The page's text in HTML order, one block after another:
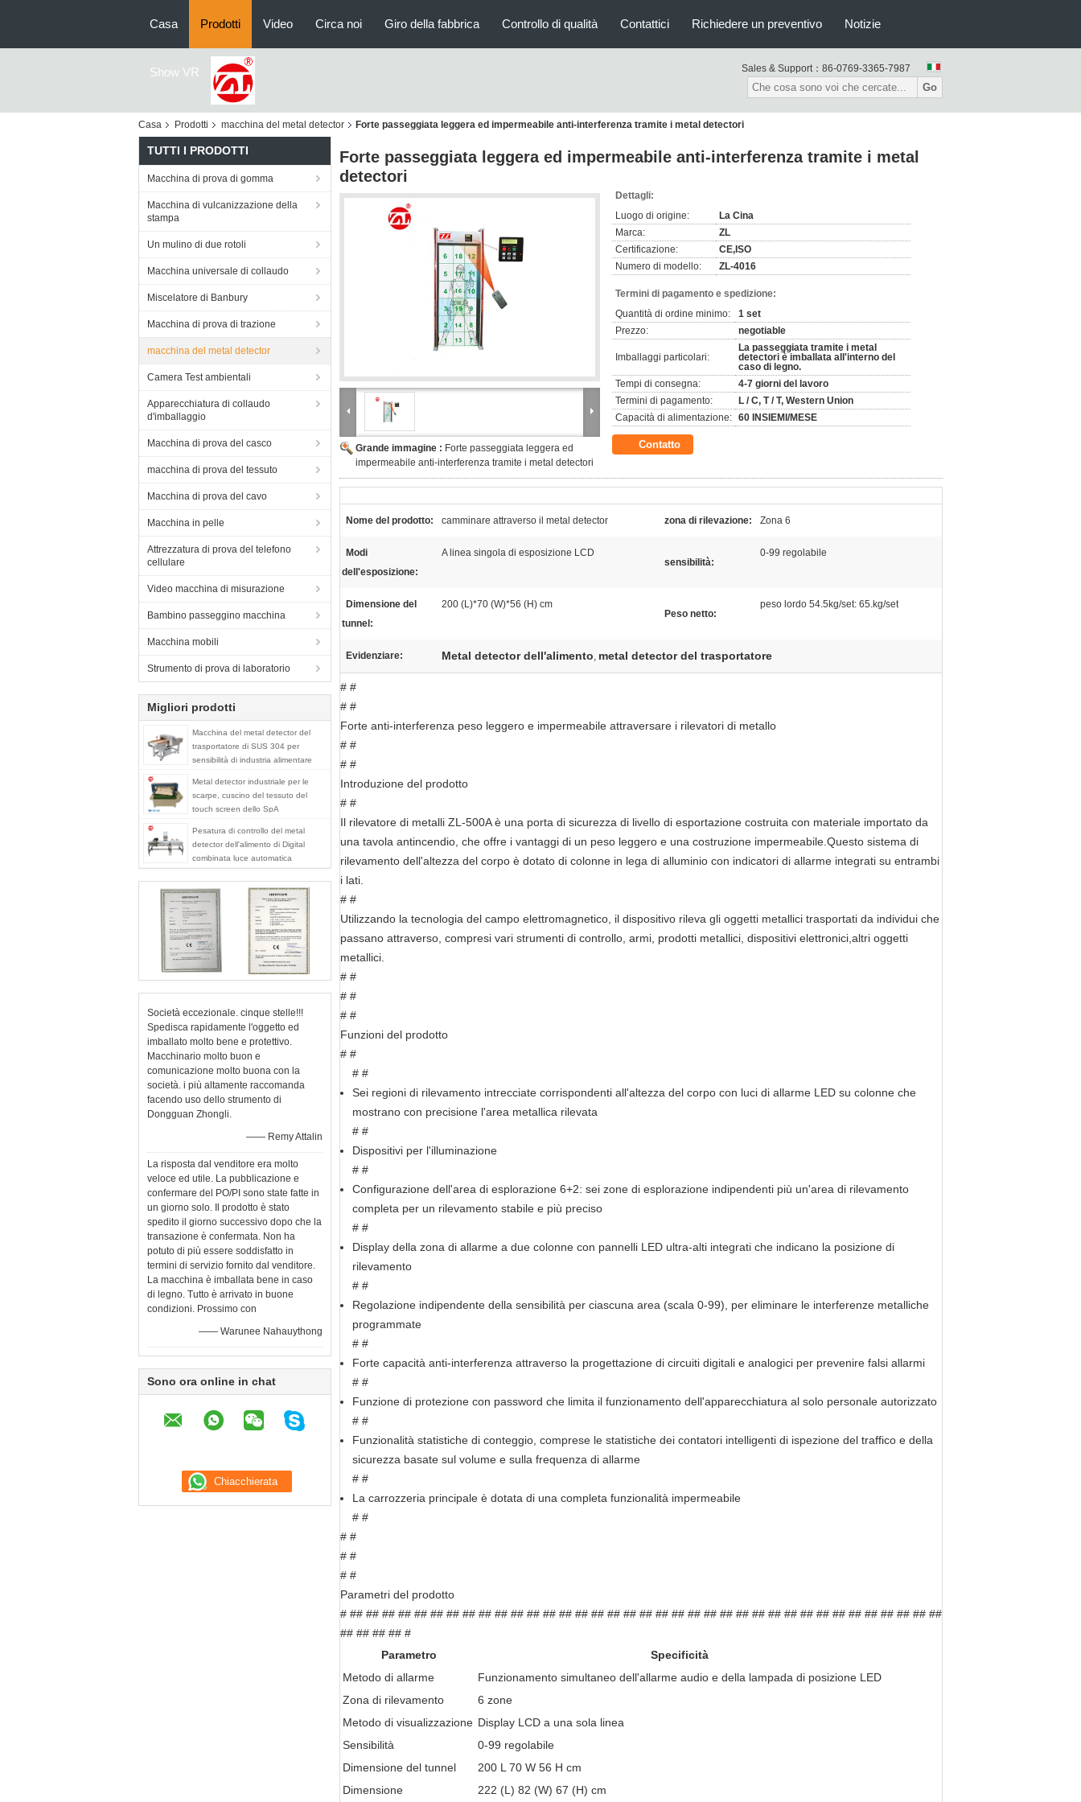
Casa Prodotti Video Circa noi Giro della fabbrica Controllo di qualità Contattici Richiedere un preventivo Notizie
Show VR Sales & Support： 86-0769-3365-7987
Go
Casa Prodotti macchina del metal detector Forte passeggiata leggera ed impermeabile anti-interferenza tramite i metal detectori
TUTTI I PRODOTTI
Macchina di prova di gomma
Macchina di vulcanizzazione della
stampa
Un mulino di due rotoli
Macchina universale di collaudo
Miscelatore di Banbury
Macchina di prova di trazione
macchina del metal detector
Camera Test ambientali
Apparecchiatura di collaudo
d'imballaggio
Macchina di prova del casco
macchina di prova del tessuto
Macchina di prova del cavo
Macchina in pelle
Attrezzatura di prova del telefono
cellulare
Video macchina di misurazione
Bambino passeggino macchina
Macchina mobili
Strumento di prova di laboratorio
Migliori prodotti
Macchina del metal detector del
trasportatore di SUS 304 per
sensibilità di industria alimentare
Metal detector industriale per le
scarpe, cuscino del tessuto del
touch screen dello SpA
Pesatura di controllo del metal
detector dell'alimento di Digital
combinata luce automatica
dell'allarme
Società eccezionale. cinque stelle!!!
Spedisca rapidamente l'oggetto ed
imballato molto bene e protettivo.
Macchinario molto buon e
comunicazione molto buona con la
società. i più altamente raccomanda
facendo uso dello strumento di
Dongguan Zhongli.
—— Remy Attalin
La risposta dal venditore era molto
veloce ed utile. La pubblicazione e
confermare del PO/PI sono state fatte in
un giorno solo. Il prodotto è stato
spedito il giorno successivo dopo che la
transazione è confermata. Non ha
potuto di più essere soddisfatto in
termini di servizio fornito dal venditore.
La macchina è imballata bene in caso
di legno. Tutto è arrivato in buone
condizioni. Prossimo con
—— Warunee Nahauythong
Sono ora online in chat
Forte passeggiata leggera ed impermeabile anti-interferenza tramite i metal
detectori
Grande immagine : Forte passeggiata leggera ed
impermeabile anti-interferenza tramite i metal detectori
Dettagli:
Luogo di origine:
La Cina
Marca:
ZL
Certificazione:
CE,ISO
Numero di modello:
ZL-4016
Termini di pagamento e spedizione:
Quantità di ordine minimo:
1 set
Prezzo:
negotiable
Imballaggi particolari:
La passeggiata tramite i metal
detectori è imballata all'interno del
caso di legno.
Tempi di consegna:
4-7 giorni del lavoro
Termini di pagamento:
L / C, T / T, Western Union
Capacità di alimentazione: 60 INSIEMI/MESE
Contatto
Nome del prodotto: camminare attraverso il metal detector zona di rilevazione: Zona 6
Modi
dell'esposizione:
A linea singola di esposizione LCD
sensibilità:
0-99 regolabile
Dimensione del
tunnel:
200 (L)*70 (W)*56 (H) cm
Peso netto:
peso lordo 54.5kg/set: 65.kg/set
Evidenziare: Metal detector dell'alimento, metal detector del trasportatore
# #
# #
Forte anti-interferenza peso leggero e impermeabile attraversare i rilevatori di metallo
# #
# #
Introduzione del prodotto
# #
Il rilevatore di metalli ZL-500A è una porta di sicurezza di livello di esportazione costruita con materiale importato da
una tavola antincendio, che offre i vantaggi di un peso leggero e una costruzione impermeabile.Questo sistema di
rilevamento dell'altezza del corpo è dotato di colonne in lega di alluminio con indicatori di allarme integrati su entrambi
i lati.
# #
Utilizzando la tecnologia del campo elettromagnetico, il dispositivo rileva gli oggetti metallici trasportati da individui che
passano attraverso, compresi vari strumenti di controllo, armi, prodotti metallici, dispositivi elettronici,altri oggetti
metallici.
# #
# #
# #
Funzioni del prodotto
# #
# #
Sei regioni di rilevamento intrecciate corrispondenti all'altezza del corpo con luci di allarme LED su colonne che
mostrano con precisione l'area metallica rilevata
# #
Dispositivi per l'illuminazione
# #
Configurazione dell'area di esplorazione 6+2: sei zone di esplorazione indipendenti più un'area di rilevamento
completa per un rilevamento stabile e più preciso
# #
Display della zona di allarme a due colonne con pannelli LED ultra-alti integrati che indicano la posizione di
rilevamento
# #
Regolazione indipendente della sensibilità per ciascuna area (scala 0-99), per eliminare le interferenze metalliche
programmate
# #
Forte capacità anti-interferenza attraverso la progettazione di circuiti digitali e analogici per prevenire falsi allarmi
# #
Funzione di protezione con password che limita il funzionamento dell'apparecchiatura al solo personale autorizzato
# #
Funzionalità statistiche di conteggio, comprese le statistiche dei contatori intelligenti di ispezione del traffico e della
sicurezza basate sul volume e sulla frequenza di allarme
# #
La carrozzeria principale è dotata di una completa funzionalità impermeabile
# #
# #
# #
# #
Parametri del prodotto
# ## ## ## ## ## ## ## ## ## ## ## ## ## ## ## ## ## ## ## ## ## ## ## ## ## ## ## ## ## ## ## ## ## ## ## ## ##
## ## ## ## #
Parametro
Specificità
Metodo di allarme
Funzionamento simultaneo dell'allarme audio e della lampada di posizione LED
Zona di rilevamento
6 zone
Metodo di visualizzazione Display LCD a una sola linea
Sensibilità
0-99 regolabile
Dimensione del tunnel
200 L 70 W 56 H cm
Dimensione
222 (L) 82 (W) 67 (H) cm